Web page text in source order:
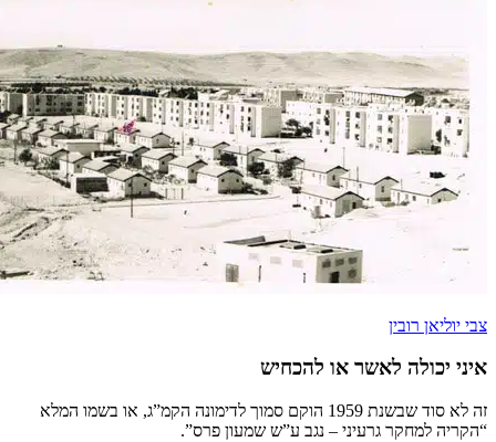
צבי יוליאן רובין
איני יכולה לאשר או להכחיש
זה לא סוד שבשנת 1959 הוקם סמוך לדימונה הקמ”ג, או בשמו המלא
“הקריה למחקר גרעיני – נגב ע”ש שמעון פרס”.